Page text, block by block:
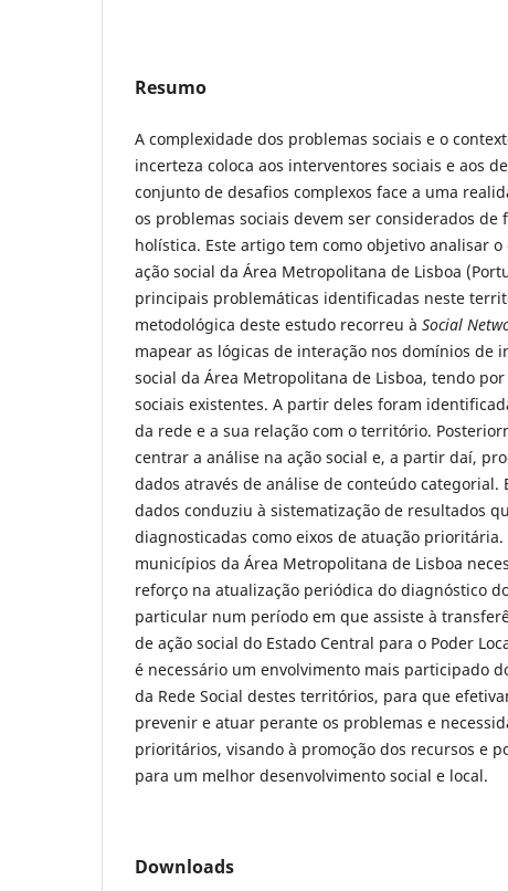
Resumo
A complexidade dos problemas sociais e o
incerteza coloca aos interventores sociais e aos
conjunto de desafios complexos face a uma
os problemas sociais devem ser considerados de
holística. Este artigo tem como objetivo analisar
ação social da Área Metropolitana de Lisboa
principais problemáticas identificadas neste
metodológica deste estudo recorreu à Social
mapear as lógicas de interação nos domínios de
social da Área Metropolitana de Lisboa, tendo
sociais existentes. A partir deles foram
da rede e a sua relação com o território.
centrar a análise na ação social e, a partir daí,
dados através de análise de conteúdo categorial.
dados conduziu à sistematização de resultados
diagnosticadas como eixos de atuação prioritária.
municípios da Área Metropolitana de Lisboa
reforço na atualização periódica do diagnóstico
particular num período em que assiste à
de ação social do Estado Central para o Poder
é necessário um envolvimento mais participado
da Rede Social destes territórios, para que
prevenir e atuar perante os problemas e
prioritários, visando à promoção dos recursos e
para um melhor desenvolvimento social e local.
Downloads